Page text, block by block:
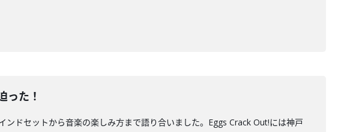
った！
ドセットから音楽の楽しみ方まで語り合いました。Eggs Crack Out!には神戸